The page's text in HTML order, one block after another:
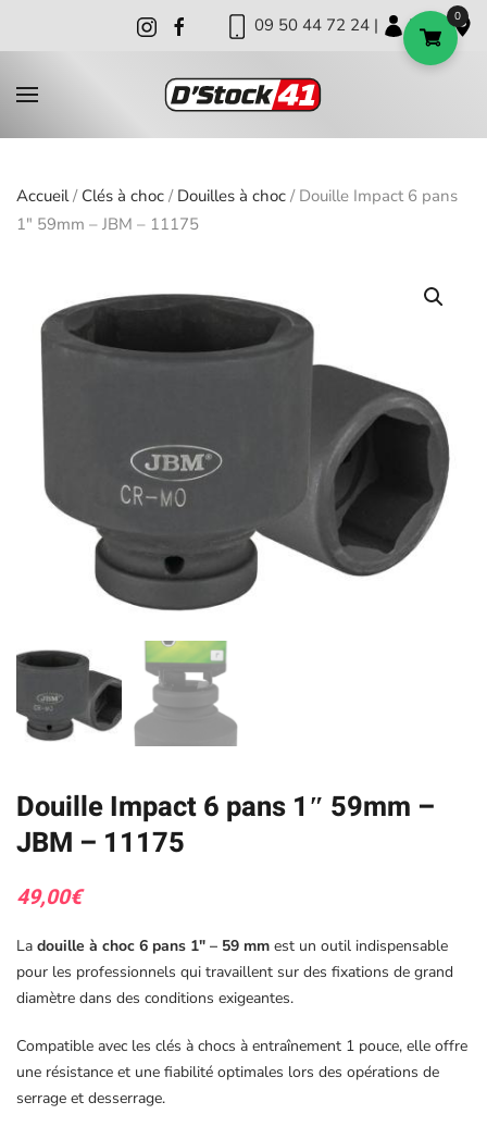
09 50 44 72 24 | | |
Accueil/ Clés à choc / Douilles à choc / Douille Impact 6 pans
1″ 59mm – JBM – 11175
Douille Impact 6 pans 1″ 59mm –
JBM – 11175
49,00€
La douille à choc 6 pans 1″ – 59 mm est un outil indispensable
pour les professionnels qui travaillent sur des fixations de grand
diamètre dans des conditions exigeantes.
Compatible avec les clés à chocs à entraînement 1 pouce, elle offre
une résistance et une fiabilité optimales lors des opérations de
serrage et desserrage.
0